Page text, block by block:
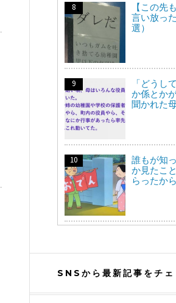
【この先
言い放っ
選）
「どうし
か係とか
聞かれた
誰もが知
か見たこ
らったか
SNSから最新記事をチェ